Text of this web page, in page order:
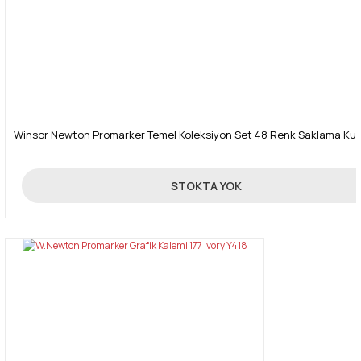
Winsor Newton Promarker Temel Koleksiyon Set 48 Renk Saklama
1.250,00 TL
STOKTA YOK